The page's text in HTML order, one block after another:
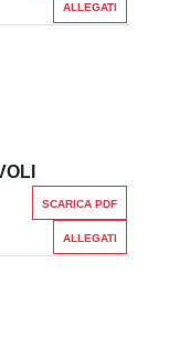
ALLEGATI
SCARICA PDF
ALLEGATI